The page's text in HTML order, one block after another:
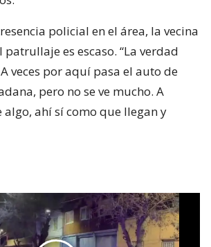
policial en el área, la vecina
es escaso. “La verdad
veces por aquí pasa el auto de
pero no se ve mucho. A
algo, ahí sí como que llegan y